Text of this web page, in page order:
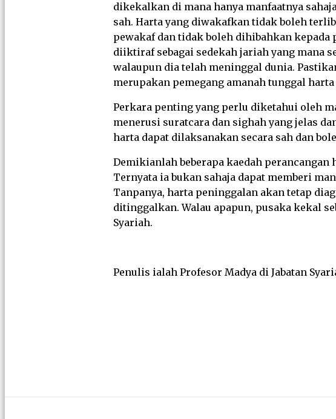
dikekalkan di mana hanya manfaatnya
sah. Harta yang diwakafkan tidak boleh
pewakaf dan tidak boleh dihibahkan
diiktiraf sebagai sedekah jariah yang mana
walaupun dia telah meninggal dunia.
merupakan pemegang amanah tunggal
Perkara penting yang perlu diketahui oleh
menerusi suratcara dan sighah yang jelas
harta dapat dilaksanakan secara sah dan
Demikianlah beberapa kaedah
Ternyata ia bukan sahaja dapat memberi
Tanpanya, harta peninggalan akan tetap
ditinggalkan. Walau apapun, pusaka kekal
Syariah.
Penulis ialah Profesor Madya di Jabatan